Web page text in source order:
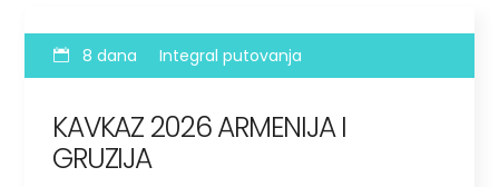
8 dana Integral putovanja
KAVKAZ 2026 ARMENIJA I
GRUZIJA